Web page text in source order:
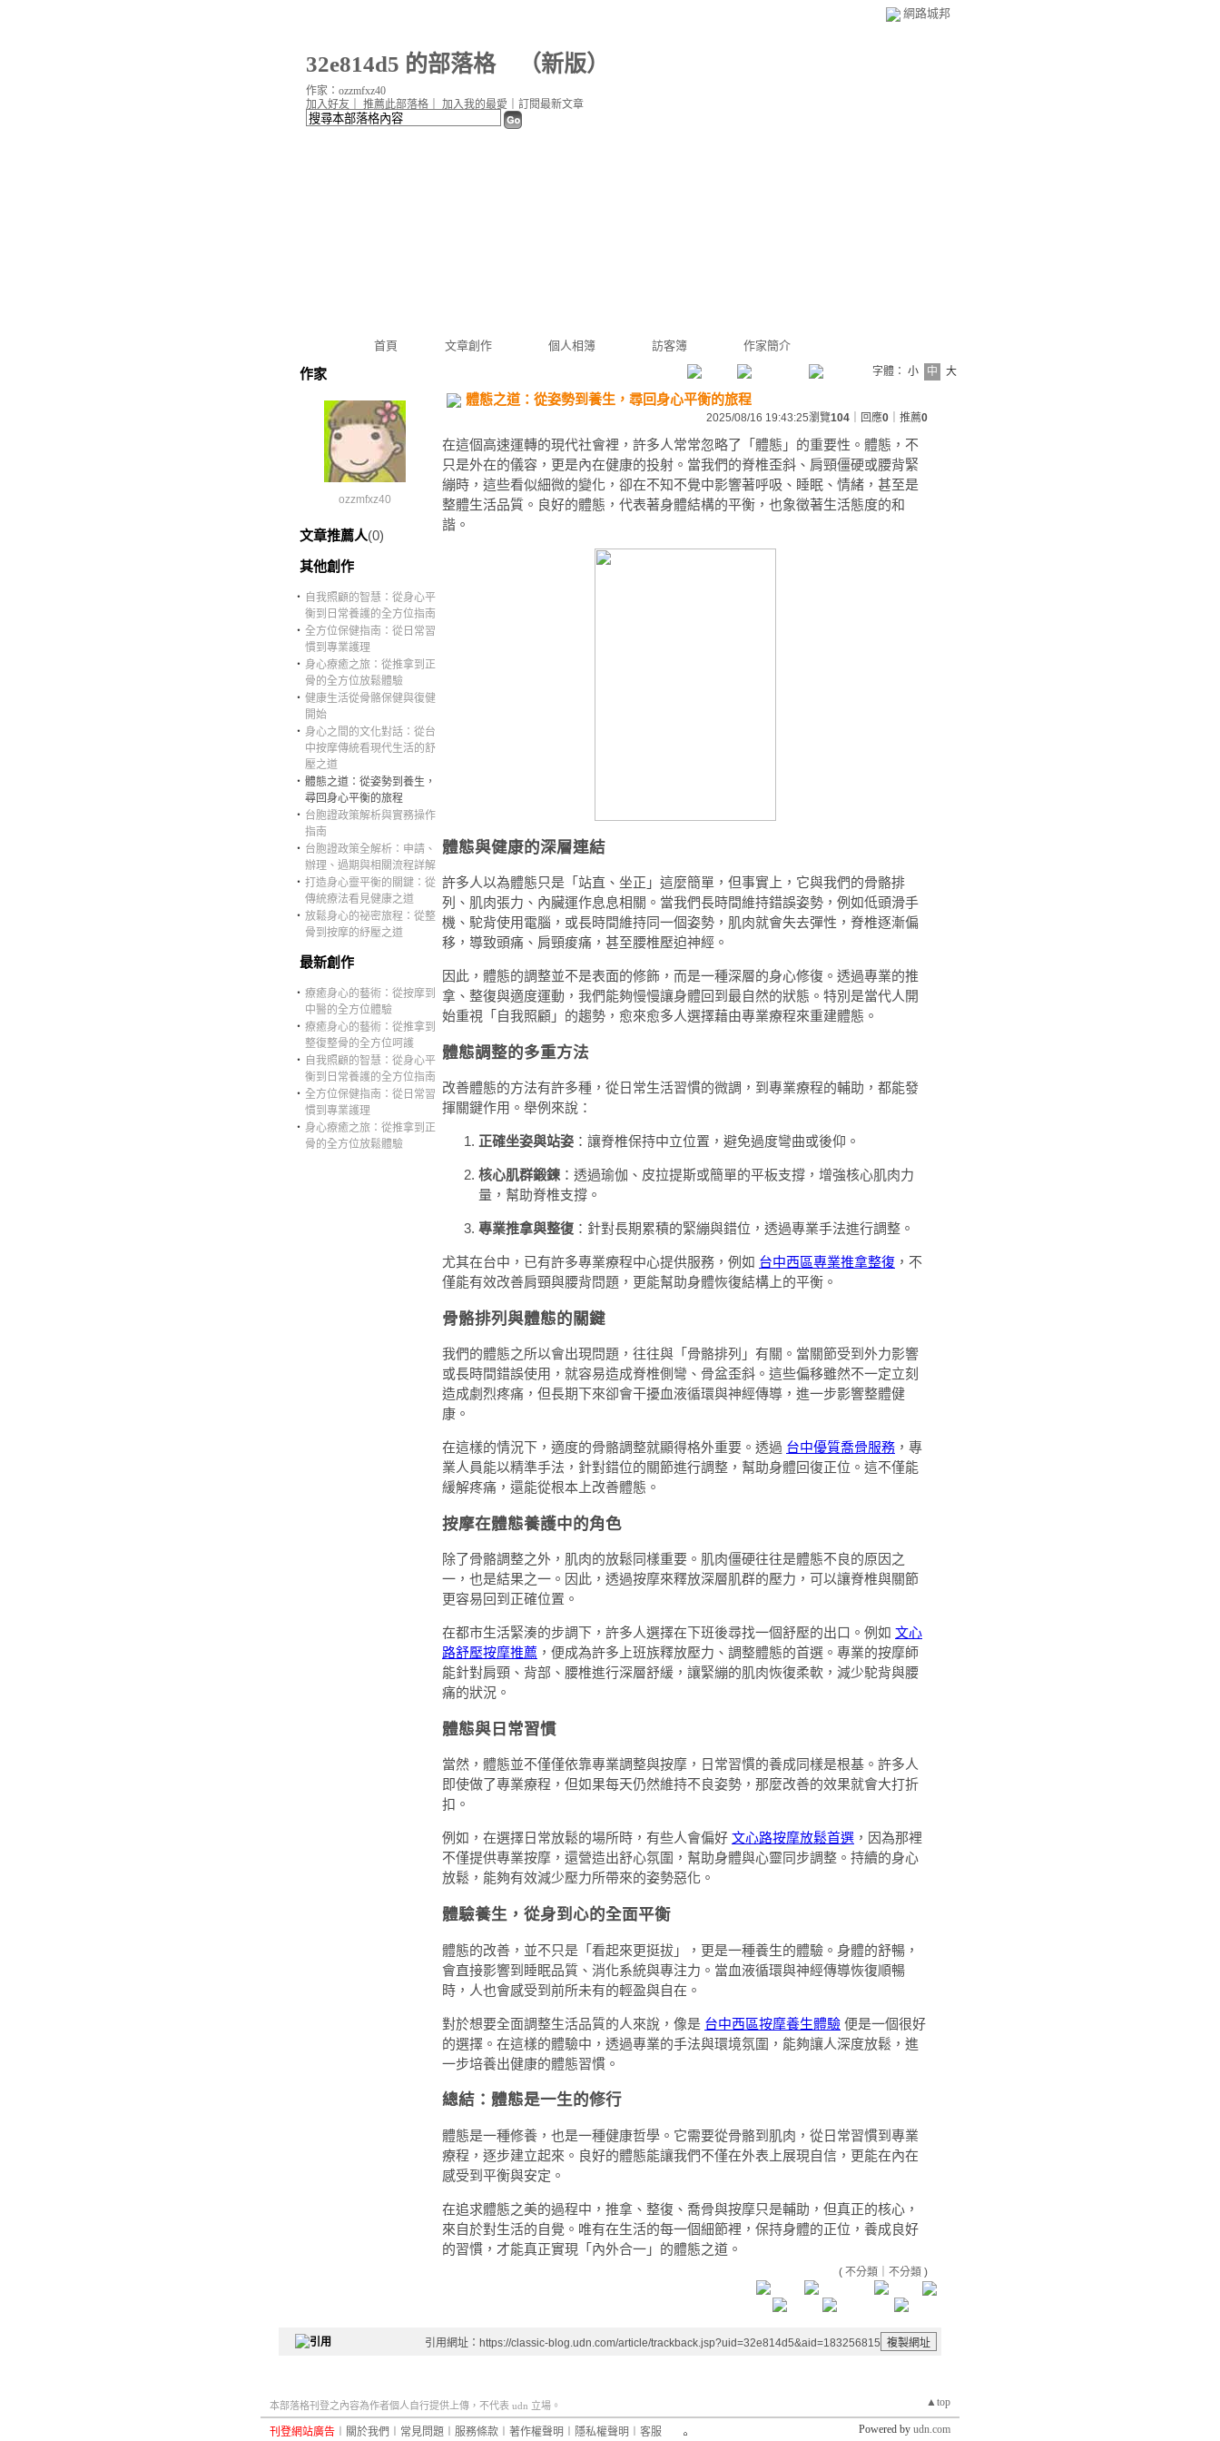
網路城邦
32e814d5 的部落格（新版）
首頁 文章創作 個人相簿 訪客簿 作家簡介
加入好友 推薦此部落格 加入我的最愛 訂閱最新文章
作家：ozzmfxz40
作家
ozzmfxz40
文章推薦人(0)
其他創作
‧ 自我照顧的智慧：從身心平
衡到日常養護的全方位指南
‧ 全方位保健指南：從日常習
慣到專業護理
‧ 身心療癒之旅：從推拿到正
骨的全方位放鬆體驗
‧ 健康生活從骨骼保健與復健
開始
‧ 身心之間的文化對話：從台
中按摩傳統看現代生活的舒
壓之道
‧ 體態之道：從姿勢到養生，
尋回身心平衡的旅程
‧ 台胞證政策解析與實務操作
指南
‧ 台胞證政策全解析：申請、
辦理、過期與相關流程詳解
‧ 打造身心靈平衡的關鍵：從
傳統療法看見健康之道
‧ 放鬆身心的祕密旅程：從整
骨到按摩的紓壓之道
最新創作
‧ 療癒身心的藝術：從按摩到
中醫的全方位體驗
‧ 療癒身心的藝術：從推拿到
整復整骨的全方位呵護
‧ 自我照顧的智慧：從身心平
衡到日常養護的全方位指南
‧ 全方位保健指南：從日常習
慣到專業護理
‧ 身心療癒之旅：從推拿到正
骨的全方位放鬆體驗
字體： 小 中 大
體態之道：從姿勢到養生，尋回身心平衡的旅程
2025/08/16 19:43:25瀏覽104 ｜回應0 ｜推薦0
在這個高速運轉的現代社會裡，許多人常常忽略了「體態」的重要性。體態，不
只是外在的儀容，更是內在健康的投射。當我們的脊椎歪斜、肩頸僵硬或腰背緊
繃時，這些看似細微的變化，卻在不知不覺中影響著呼吸、睡眠、情緒，甚至是
整體生活品質。良好的體態，代表著身體結構的平衡，也象徵著生活態度的和
諧。
體態與健康的深層連結
許多人以為體態只是「站直、坐正」這麼簡單，但事實上，它與我們的骨骼排
列、肌肉張力、內臟運作息息相關。當我們長時間維持錯誤姿勢，例如低頭滑手
機、駝背使用電腦，或長時間維持同一個姿勢，肌肉就會失去彈性，脊椎逐漸偏
移，導致頭痛、肩頸痠痛，甚至腰椎壓迫神經。
因此，體態的調整並不是表面的修飾，而是一種深層的身心修復。透過專業的推
拿、整復與適度運動，我們能夠慢慢讓身體回到最自然的狀態。特別是當代人開
始重視「自我照顧」的趨勢，愈來愈多人選擇藉由專業療程來重建體態。
體態調整的多重方法
改善體態的方法有許多種，從日常生活習慣的微調，到專業療程的輔助，都能發
揮關鍵作用。舉例來說：
正確坐姿與站姿 ：讓脊椎保持中立位置，避免過度彎曲或後仰。
核心肌群鍛鍊 ：透過瑜伽、皮拉提斯或簡單的平板支撐，增強核心肌肉力
量，幫助脊椎支撐。
專業推拿與整復 ：針對長期累積的緊繃與錯位，透過專業手法進行調整。
尤其在台中，已有許多專業療程中心提供服務，例如 台中西區專業推拿整復 ，不
僅能有效改善肩頸與腰背問題，更能幫助身體恢復結構上的平衡。
骨骼排列與體態的關鍵
我們的體態之所以會出現問題，往往與「骨骼排列」有關。當關節受到外力影響
或長時間錯誤使用，就容易造成脊椎側彎、骨盆歪斜。這些偏移雖然不一定立刻
造成劇烈疼痛，但長期下來卻會干擾血液循環與神經傳導，進一步影響整體健
康。
在這樣的情況下，適度的骨骼調整就顯得格外重要。透過 台中優質喬骨服務 ，專
業人員能以精準手法，針對錯位的關節進行調整，幫助身體回復正位。這不僅能
緩解疼痛，還能從根本上改善體態。
按摩在體態養護中的角色
除了骨骼調整之外，肌肉的放鬆同樣重要。肌肉僵硬往往是體態不良的原因之
一，也是結果之一。因此，透過按摩來釋放深層肌群的壓力，可以讓脊椎與關節
更容易回到正確位置。
在都市生活緊湊的步調下，許多人選擇在下班後尋找一個舒壓的出口。例如 文心
路舒壓按摩推薦 ，便成為許多上班族釋放壓力、調整體態的首選。專業的按摩師
能針對肩頸、背部、腰椎進行深層舒緩，讓緊繃的肌肉恢復柔軟，減少駝背與腰
痛的狀況。
體態與日常習慣
當然，體態並不僅僅依靠專業調整與按摩，日常習慣的養成同樣是根基。許多人
即使做了專業療程，但如果每天仍然維持不良姿勢，那麼改善的效果就會大打折
扣。
例如，在選擇日常放鬆的場所時，有些人會偏好 文心路按摩放鬆首選 ，因為那裡
不僅提供專業按摩，還營造出舒心氛圍，幫助身體與心靈同步調整。持續的身心
放鬆，能夠有效減少壓力所帶來的姿勢惡化。
體驗養生，從身到心的全面平衡
體態的改善，並不只是「看起來更挺拔」，更是一種養生的體驗。身體的舒暢，
會直接影響到睡眠品質、消化系統與專注力。當血液循環與神經傳導恢復順暢
時，人也會感受到前所未有的輕盈與自在。
對於想要全面調整生活品質的人來說，像是 台中西區按摩養生體驗 便是一個很好
的選擇。在這樣的體驗中，透過專業的手法與環境氛圍，能夠讓人深度放鬆，進
一步培養出健康的體態習慣。
總結：體態是一生的修行
體態是一種修養，也是一種健康哲學。它需要從骨骼到肌肉，從日常習慣到專業
療程，逐步建立起來。良好的體態能讓我們不僅在外表上展現自信，更能在內在
感受到平衡與安定。
在追求體態之美的過程中，推拿、整復、喬骨與按摩只是輔助，但真正的核心，
來自於對生活的自覺。唯有在生活的每一個細節裡，保持身體的正位，養成良好
的習慣，才能真正實現「內外合一」的體態之道。
( 不分類 不分類 )
引用網址：https://classic-blog.udn.com/article/trackback.jsp?uid=32e814d5&aid=183256815
▲top
本部落格刊登之內容為作者個人自行提供上傳，不代表 udn 立場。
刊登網站廣告 關於我們 常見問題 服務條款 著作權聲明 隱私權聲明 客服 Powered by udn.com